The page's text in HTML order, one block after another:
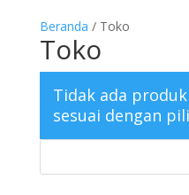
Beranda / Toko
Toko
Tidak ada
sesuai dengan